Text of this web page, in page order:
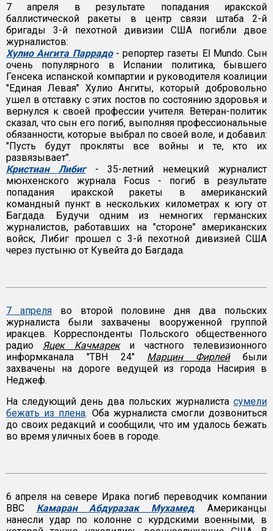
7 апреля в результате попадания иракской
баллистической ракеты в центр связи штаба 2-й
бригады 3-й пехотной дивизии США погибли двое
журналистов:
Хулио Ангита Паррадо- репортер газеты El Mundo. Сын
очень популярного в Испании политика, бывшего
Генсека испанской компартии и руководителя коалиции
"Единая Левая" Хулио Ангиты, который добровольно
ушел в отставку с этих постов по состоянию здоровья и
вернулся к своей профессии учителя. Ветеран-политик
сказал, что сын его погиб, выполняя профессиональные
обязанности, которые выбрал по своей воле, и добавил:
"Пусть будут прокляты все войны и те, кто их
развязывает".
Кристиан Либиг- 35-летний немецкий журналист
мюнхенского журнала Focus - погиб в результате
попадания иракской ракеты в американский
командный пункт в нескольких километрах к югу от
Багдада. Будучи одним из немногих германских
журналистов, работавших на "стороне" американских
войск, Либиг прошел с 3-й пехотной дивизией США
через пустыню от Кувейта до Багдада.
7 апреляво второй половине дня два польских
журналиста были захвачены вооруженной группой
иракцев. Корреспонденты Польского общественного
радио Яцек Качмареки частного телевизионного
информканала "ТВН 24" Марцин Фирлейбыли
захвачены на дороге ведущей из города Насирия в
Неджеф.
На следующий день два польских журналиста сумели
бежать из плена. Оба журналиста смогли дозвониться
до своих редакций и сообщили, что им удалось бежать
во время уличных боев в городе.
6 апреля на севере Ирака погиб переводчик компании
ВВС Камаран Абдуразак Мухамед. Американцы
нанесли удар по колонне с курдскими военными, в